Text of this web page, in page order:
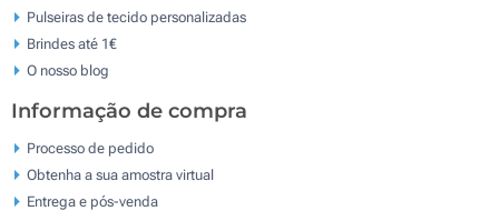
Pulseiras de tecido personalizadas
Brindes até 1€
O nosso blog
Informação de compra
Processo de pedido
Obtenha a sua amostra virtual
Entrega e pós-venda